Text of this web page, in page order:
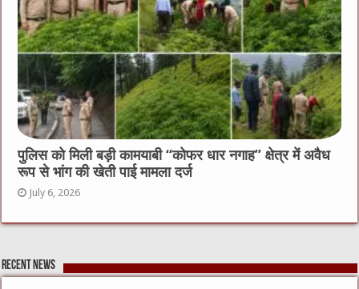
पुलिस को मिली बड़ी कामयाबी “कोफर धार नगाह” क्षेत्र में अवैध
रूप से भांग की खेती पाई मामला दर्ज
July 6, 2026
Recent News